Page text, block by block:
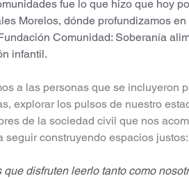
fue lo que hizo que hoy
Morelos, dónde profundizamos
Comunidad: Soberanía
infantil.
a las personas que se incluyeron
explorar los pulsos de nuestro
de la sociedad civil que nos
seguir construyendo espacios justos:
que disfruten leerlo tanto como